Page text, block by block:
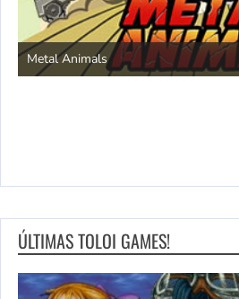
Metal Animals
ÚLTIMAS TOLOI GAMES!